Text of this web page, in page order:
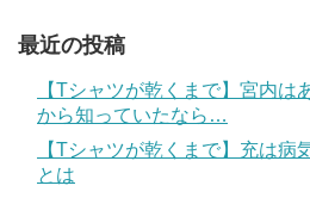
最近の投稿
【Tシャツが乾くまで】宮内は
から知っていたなら…
【Tシャツが乾くまで】充は病
とは